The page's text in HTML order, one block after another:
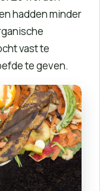
hadden minder
vast te
te geven.